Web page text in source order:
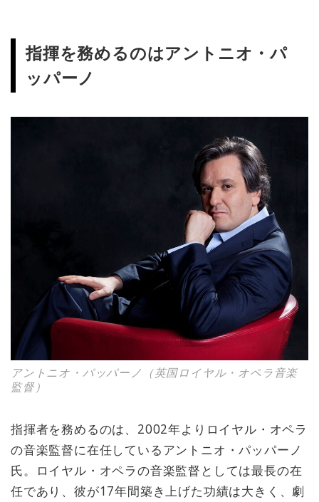
指揮を務めるのはアントニオ・パ
ッパーノ
アントニオ・パッパーノ（英国ロイヤル・オペラ音楽
監督）
指揮者を務めるのは、2002年よりロイヤル・オペラ
の音楽監督に在任しているアントニオ・パッパーノ
氏。ロイヤル・オペラの音楽監督としては最長の在
任であり、彼が17年間築き上げた功績は大きく、劇